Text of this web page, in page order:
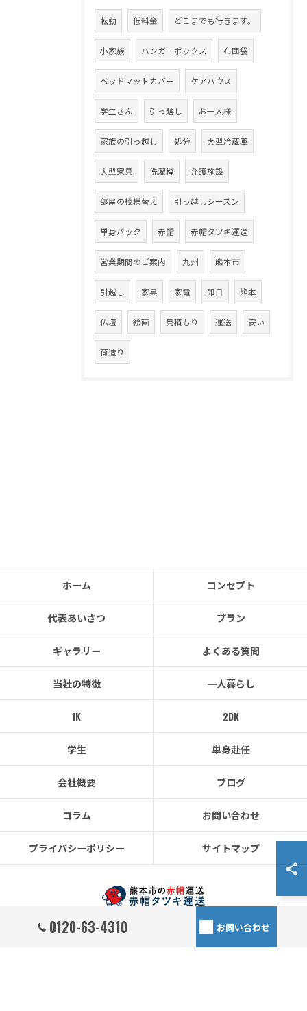
転勤 低料金 どこまでも行きます。
小家族 ハンガーボックス 布団袋
ベッドマットカバー ケアハウス
学生さん 引っ越し お一人様
家族の引っ越し 処分 大型冷蔵庫
大型家具 洗濯機 介護施設
部屋の模様替え 引っ越しシーズン
単身パック 赤帽 赤帽タツキ運送
営業期間のご案内 九州 熊本市
引越し 家具 家電 即日 熊本
仏壇 絵画 見積もり 運送 安い
荷造り
0120-63-4310 お問い合わせ
ホーム コンセプト
代表あいさつ プラン
ギャラリー よくある質問
当社の特徴 一人暮らし
1K 2DK
学生 単身赴任
会社概要 ブログ
コラム お問い合わせ
プライバシーポリシー サイトマップ
© 2026 熊本県熊本市の引越しなら赤帽タツキ運送 ALL RIGHTS RESERVED.